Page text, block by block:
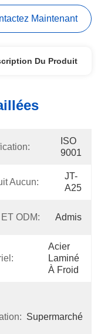
Maintenant
Du Produit
ISO
9001
Aucun:
JT-
A25
ODM: Admis
Acier
Laminé
À Froid
Supermarché